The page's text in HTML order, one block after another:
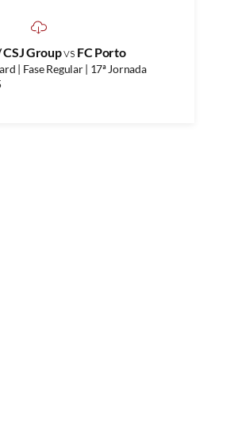
CSJ Groupvs FC Porto
| Fase Regular | 17ª Jornada